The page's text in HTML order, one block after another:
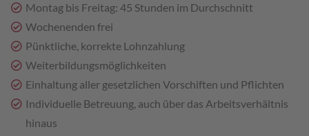
Montag bis Freitag: 45 Stunden im Durchschnitt
Wochenenden frei
Pünktliche, korrekte Lohnzahlung
Weiterbildungsmöglichkeiten
Einhaltung aller gesetzlichen Vorschiften und Pflichten
Individuelle Betreuung, auch über das Arbeitsverhältnis
hinaus